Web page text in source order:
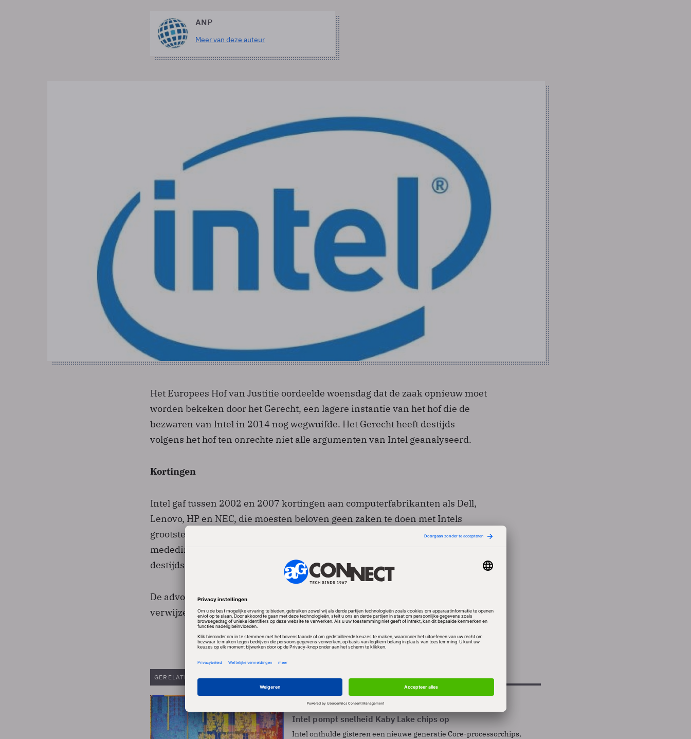
ANP
Meer van deze auteur
Het Europees Hof van Justitie oordeelde woensdag dat de zaak opnieuw moet
worden bekeken door het Gerecht, een lagere instantie van het hof die de
bezwaren van Intel in 2014 nog wegwuifde. Het Gerecht heeft destijds
volgens het hof ten onrechte niet alle argumenten van Intel geanalyseerd.
Kortingen
Intel gaf tussen 2002 en 2007 kortingen aan computerfabrikanten als Dell,
Lenovo, HP en NEC, die moesten beloven geen zaken te doen met Intels
grootste concurrent Advanced Micro Devices (AMD). De
mededingingswaakhond in Brussel legde een boete op van 1,06 miljard euro,
destijds een recordbedrag.
De advocaat-generaal van het hof adviseerde vorig jaar al de zaak terug te
verwijzen.
GERELATEERDE ARTIKELEN
Nieuws Infrastructuur
Intel pompt snelheid Kaby Lake chips op
Intel onthulde gisteren een nieuwe generatie Core-processorchips,